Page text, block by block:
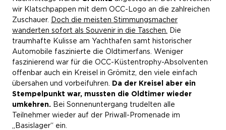
wir Klatschpappen mit dem OCC-Logo an die zahlreichen
Zuschauer. Doch die meisten Stimmungsmacher
wanderten sofort als Souvenir in die Taschen.
Die
traumhafte Kulisse am Yachthafen samt historischer
Automobile faszinierte die Oldtimerfans. Weniger
faszinierend war für die OCC-Küstentrophy-Absolventen
offenbar auch ein Kreisel in Grömitz, den viele einfach
übersahen und vorbeifuhren. Da der Kreisel aber ein
Stempelpunkt war, mussten die Oldtimer wieder
umkehren. Bei Sonnenuntergang trudelten alle
Teilnehmer wieder auf der Priwall-Promenade im
„Basislager“ ein.